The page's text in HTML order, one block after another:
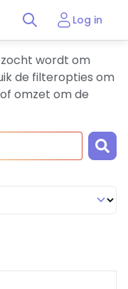
Log in
wordt om
de filteropties om
omzet om de